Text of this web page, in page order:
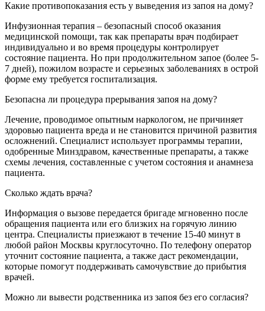
Какие противопоказания есть у выведения из запоя на дому?
Инфузионная терапия – безопасный способ оказания
медицинской помощи, так как препараты врач подбирает
индивидуально и во время процедуры контролирует
состояние пациента. Но при продолжительном запое (более 5-
7 дней), пожилом возрасте и серьезных заболеваниях в острой
форме ему требуется госпитализация.
Безопасна ли процедура прерывания запоя на дому?
Лечение, проводимое опытным наркологом, не причиняет
здоровью пациента вреда и не становится причиной развития
осложнений. Специалист использует программы терапии,
одобренные Минздравом, качественные препараты, а также
схемы лечения, составленные с учетом состояния и анамнеза
пациента.
Сколько ждать врача?
Информация о вызове передается бригаде мгновенно после
обращения пациента или его близких на горячую линию
центра. Специалисты приезжают в течение 15-40 минут в
любой район Москвы круглосуточно. По телефону оператор
уточнит состояние пациента, а также даст рекомендации,
которые помогут поддерживать самочувствие до прибытия
врачей.
Можно ли вывести родственника из запоя без его согласия?